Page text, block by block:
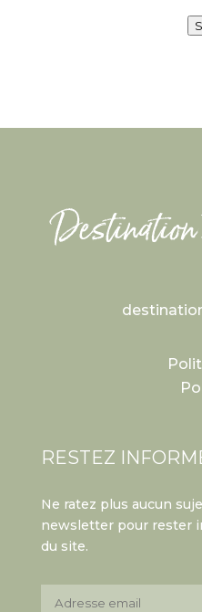
RESTEZ
Ne ratez plus aucun
newsletter pour rester
du site.